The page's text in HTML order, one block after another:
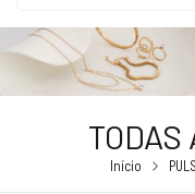
Início